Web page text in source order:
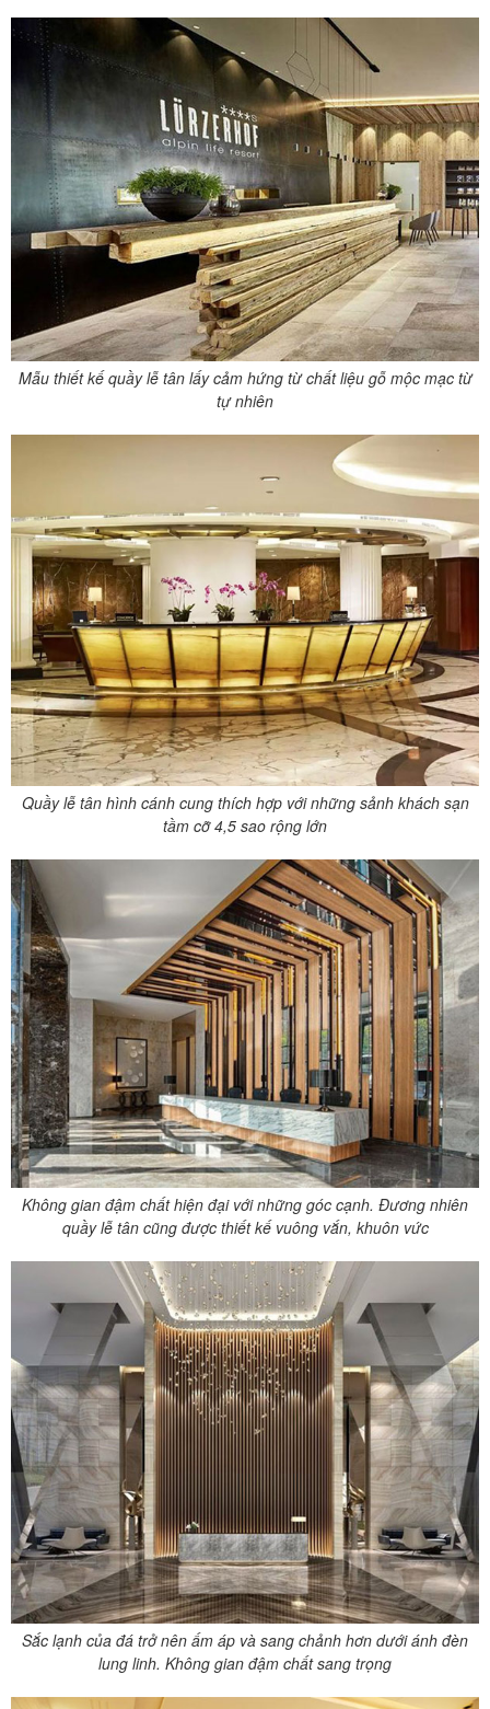
Mẫu thiết kế quầy lễ tân lấy cảm hứng từ chất liệu gỗ mộc mạc từ
tự nhiên
Quầy lễ tân hình cánh cung thích hợp với những sảnh khách sạn
tầm cỡ 4,5 sao rộng lớn
Không gian đậm chất hiện đại với những góc cạnh. Đương nhiên
quầy lễ tân cũng được thiết kế vuông vắn, khuôn vức
Sắc lạnh của đá trở nên ấm áp và sang chảnh hơn dưới ánh đèn
lung linh. Không gian đậm chất sang trọng